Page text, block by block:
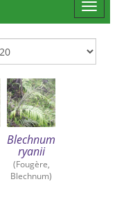
Toggle
Blechnum
ryanii
(Fougère,
Blechnum)